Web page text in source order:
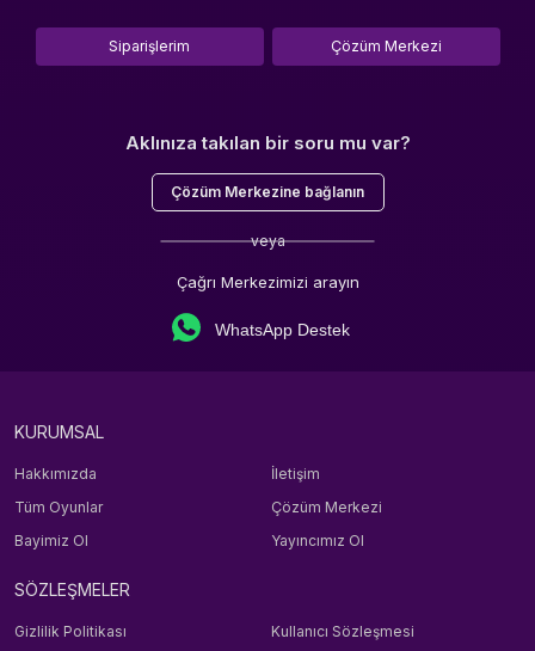
Siparişlerim Çözüm Merkezi
Aklınıza takılan bir soru mu var?
Çözüm Merkezine bağlanın
veya
Çağrı Merkezimizi arayın
WhatsApp Destek
KURUMSAL
Hakkımızda
İletişim
Tüm Oyunlar
Çözüm Merkezi
Bayimiz Ol
Yayıncımız Ol
SÖZLEŞMELER
Gizlilik Politikası
Kullanıcı Sözleşmesi